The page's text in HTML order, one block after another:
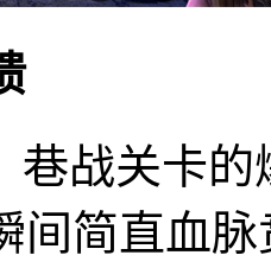
巷战关卡的
间简直血脉